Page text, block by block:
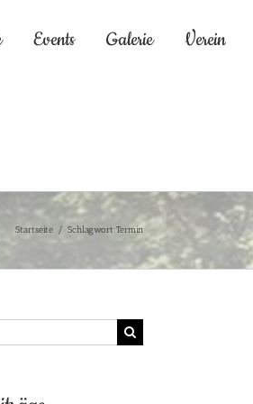
Events Galerie Verein
Startseite / Schlagwort:Termin